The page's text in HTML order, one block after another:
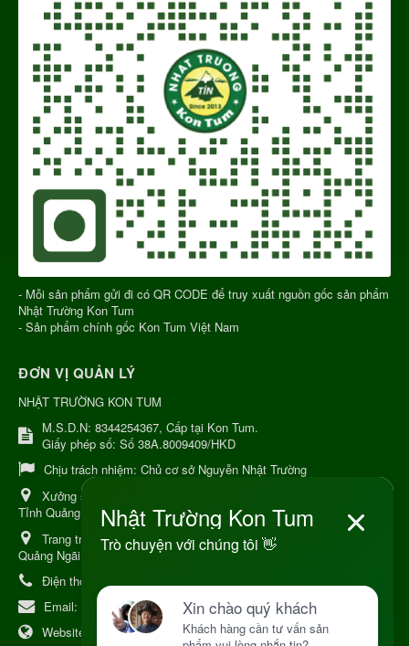
- Mỗi sản phẩm gửi đi có QR CODE để truy xuất nguồn gốc sản phẩm
Nhật Trường Kon Tum
- Sản phẩm chính gốc Kon Tum Việt Nam
ĐƠN VỊ QUẢN LÝ
NHẬT TRƯỜNG KON TUM
M.S.D.N: 8344254367, Cấp tại Kon Tum.
Giấy phép số: Số 38A.8009409/HKD
Chịu trách nhiệm: Chủ cơ sở Nguyễn Nhật Trường
Xưởng sản xuất:
Tỉnh Quảng Ngải
Trang trại Dược Liệu Hữu Cơ: Khu 37 Hộ Xã Măng Đen Tỉnh
Quảng Ngãi
Điện thoại:
Email:
kinhdoanh@nhattruongkontum.com
Website:
https://www.nhattruongkontum.com